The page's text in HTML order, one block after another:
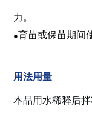
力。
●育苗或保苗期间
用法用量
本品用水稀释后